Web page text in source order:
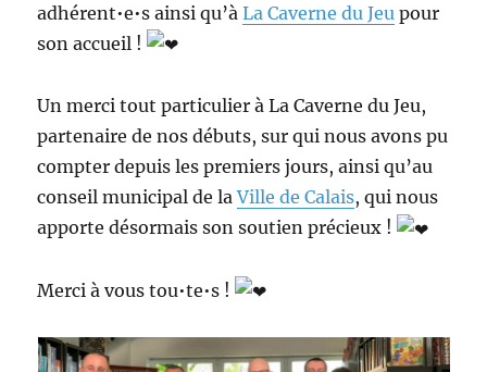
adhérent•e•s ainsi qu’àLa Caverne du Jeu pour
son accueil !
Un merci tout particulier à La Caverne du Jeu,
partenaire de nos débuts, sur qui nous avons pu
compter depuis les premiers jours, ainsi qu’au
conseil municipal de laVille de Calais, qui nous
apporte désormais son soutien précieux !
Merci à vous tou•te•s !